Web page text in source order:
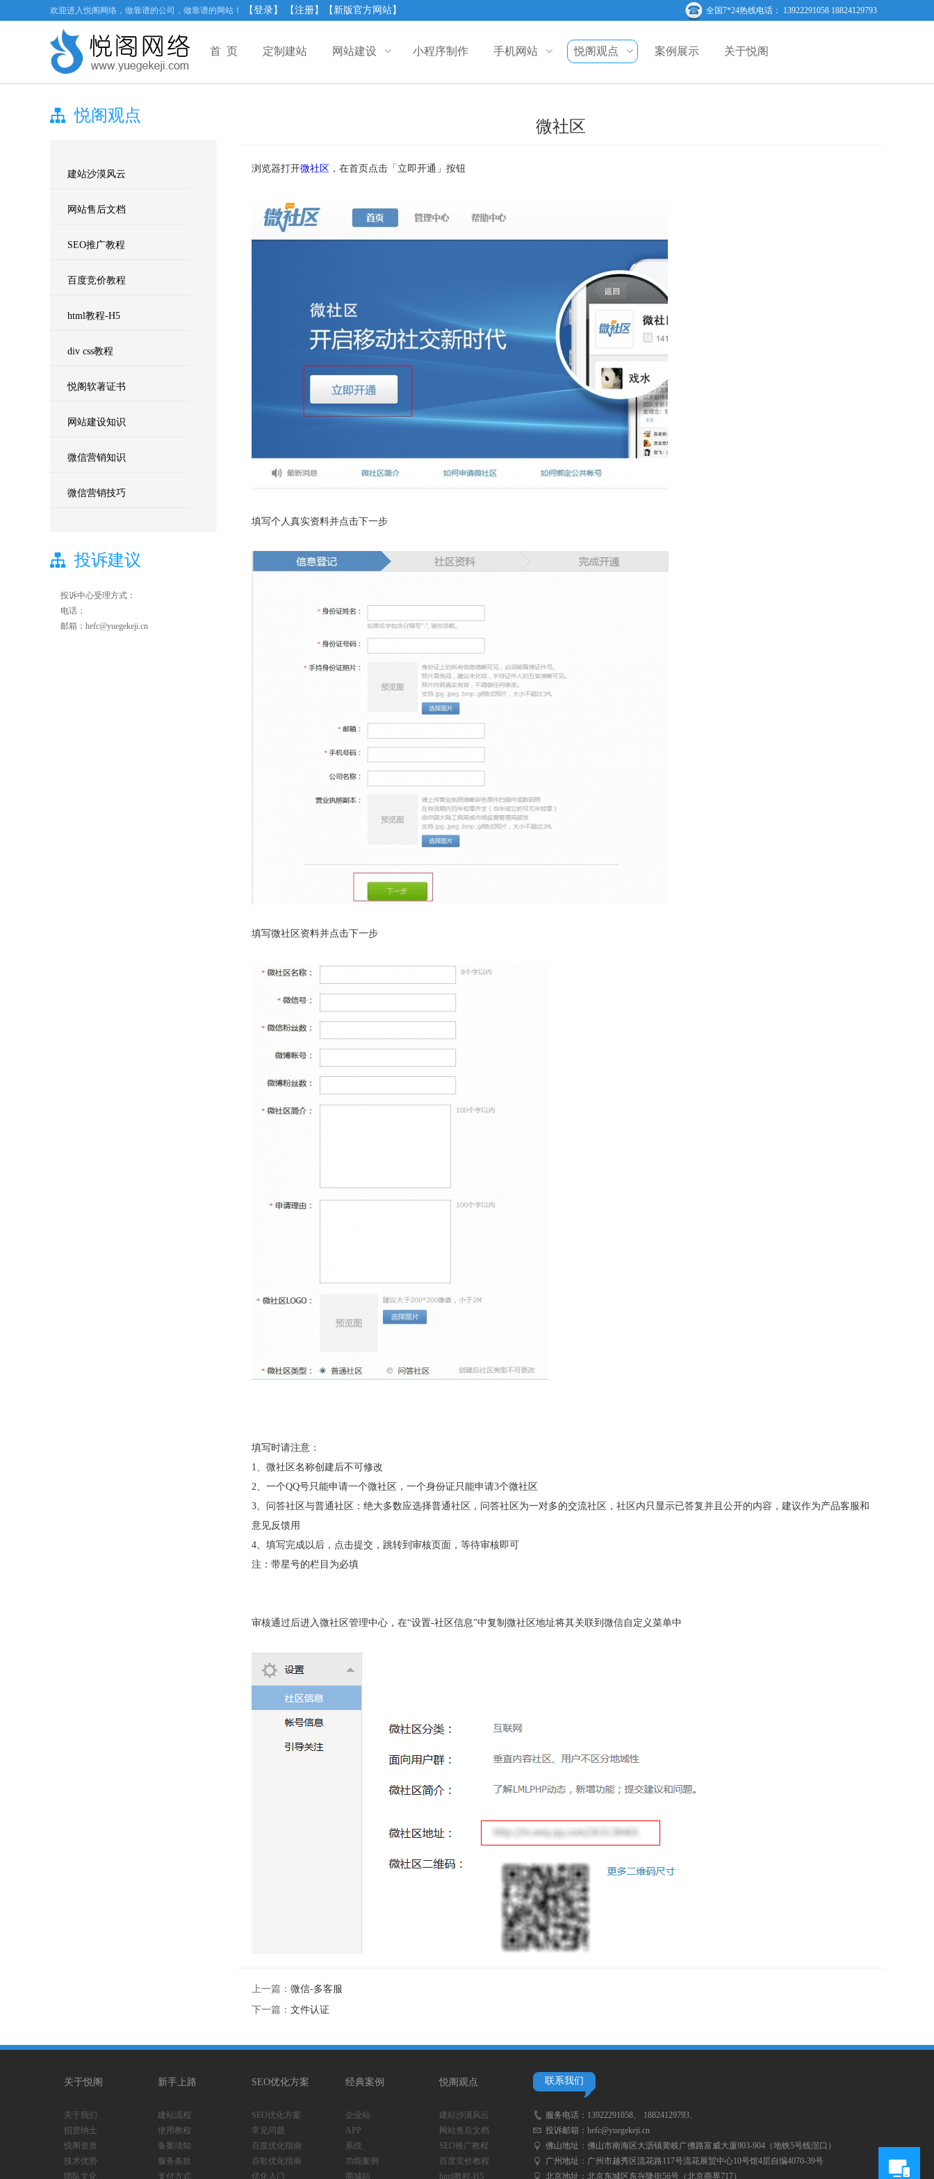
欢迎进入悦阁网络，做靠谱的公司，做靠谱的网站！ 【登录】 【注册】 【新版官方网站】 全国7*24热线电话： 13922291058 18824129793
首 页 定制建站 网站建设 小程序制作 手机网站 悦阁观点 案例展示 关于悦阁
悦阁观点
建站沙漠风云
网站售后文档
SEO推广教程
百度竞价教程
html教程-H5
div css教程
悦阁软著证书
网站建设知识
微信营销知识
微信营销技巧
投诉建议
投诉中心受理方式：
电话：
邮箱：hefc@yuegekeji.cn
微社区
浏览器打开微社区 ，在首页点击「立即开通」按钮
填写个人真实资料并点击下一步
填写微社区资料并点击下一步
填写时请注意：
1、微社区名称创建后不可修改
2、一个QQ号只能申请一个微社区，一个身份证只能申请3个微社区
3、问答社区与普通社区：绝大多数应选择普通社区，问答社区为一对多的交流社区，社区内只显示已答复并且公开的内容，建议作为产品客服和
意见反馈用
4、填写完成以后，点击提交，跳转到审核页面，等待审核即可
注：带星号的栏目为必填
审核通过后进入微社区管理中心，在“设置-社区信息”中复制微社区地址将其关联到微信自定义菜单中
上一篇： 微信-多客服
下一篇： 文件认证
关于悦阁
关于我们
招贤纳士
悦阁资质
技术优势
团队文化
新手上路
建站流程
使用教程
备案须知
服务条款
支付方式
SEO优化方案
SEO优化方案
常见问题
百度优化指南
谷歌优化指南
优化入门
经典案例
企业站
APP
系统
功能案例
商城站
悦阁观点
建站沙漠风云
网站售后文档
SEO推广教程
百度竞价教程
html教程-H5
联系我们
服务电话： 13922291058、 18824129793、
投诉邮箱： hefc@yuegekeji.cn
佛山地址： 佛山市南海区大沥镇黄岐广佛路富威大厦903-904（地铁5号线滘口）
广州地址： 广州市越秀区流花路117号流花展贸中心10号馆4层自编4070-39号
北京地址： 北京东城区东兴隆街56号（北京商界717）